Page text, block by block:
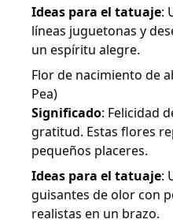
Ideas para el tatuaje:
líneas juguetonas y
un espíritu alegre.
Flor de nacimiento de
Pea)
Significado: Felicidad
gratitud. Estas flores
pequeños placeres.
Ideas para el tatuaje:
guisantes de olor con
realistas en un brazo.